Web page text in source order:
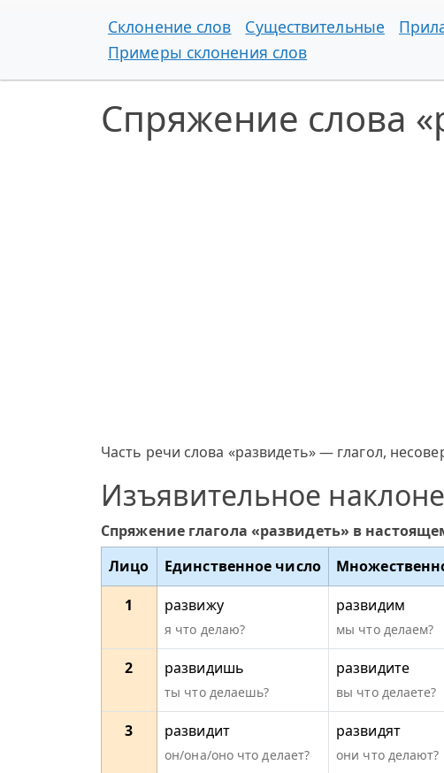
Склонение слов Существительные
Примеры склонения слов
Спряжение слова
Часть речи слова «развидеть» — глагол,
Изъявительное
Спряжение глагола «развидеть» в
Лицо
Единственное число
1
развижу
я что делаю?
развидим
мы что делаем?
2 развидишь
ты что делаешь?
развидите
вы что делаете?
3 развидит
он/она/оно что делает?
развидят
они что делают?